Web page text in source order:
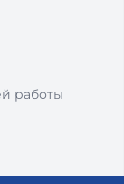
работы